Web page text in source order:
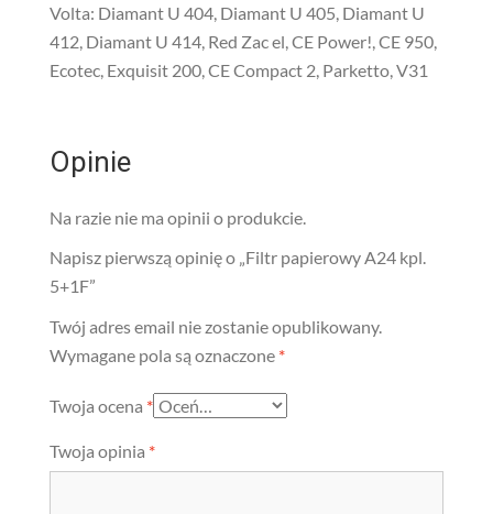
Volta: Diamant U 404, Diamant U 405, Diamant U
412, Diamant U 414, Red Zac el, CE Power!, CE 950,
Ecotec, Exquisit 200, CE Compact 2, Parketto, V31
Opinie
Na razie nie ma opinii o produkcie.
Napisz pierwszą opinię o „Filtr papierowy A24 kpl.
5+1F”
Twój adres email nie zostanie opublikowany.
Wymagane pola są oznaczone *
Twoja ocena *
Twoja opinia *